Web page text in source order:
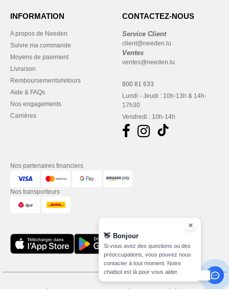
INFORMATION
A propos de Needen
Suivre ma commande
Moyens de paiement
Livraison
Remboursements/retours
Aide & FAQs
Nos engagements
Carrières
CONTACTEZ-NOUS
Service Client
client@needen.lu
Ventes
ventes@needen.lu
800 81 633
Lundi - Jeudi : 10h-13h & 14h-
17h30
Vendredi : 10h-14h
Nos partenaires financiers
Nos transporteurs
👋 Bonjour
Si vous avez des questions ou des
préoccupations, vous pouvez nous
contacter à tout moment. Notre
chatbot est là pour vous aider.